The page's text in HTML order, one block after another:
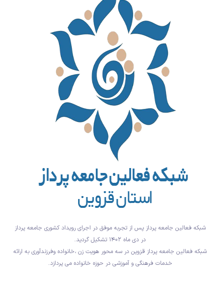
شبکه فعالین جامعه پرداز پس از تجربه موفق در اجرای رویداد کشوری جامعه پرداز
در دی ماه ۱۴۰۲ تشکیل گردید.
شبکه فعالین جامعه پرداز قزوین در سه محور هویت زن ،خانواده وفرزندآوری به ارائه
خدمات فرهنگی و آموزشی در حوزه خانواده می پردازد.